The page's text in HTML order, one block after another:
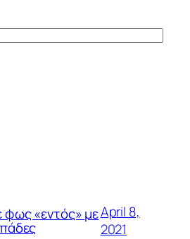
φως «εντός» μεApril 8,
2021